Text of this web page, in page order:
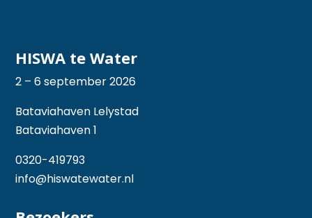
HISWA te Water
2 – 6 september 2026
Bataviahaven Lelystad
Bataviahaven 1
0320-419793
info@hiswatewater.nl